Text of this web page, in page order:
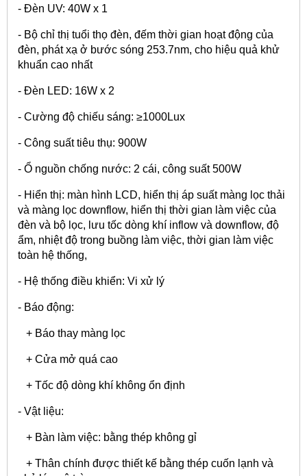
- Đèn UV: 40W x 1
- Bộ chỉ thị tuổi thọ đèn, đếm thời gian hoạt động của
đèn, phát xạ ở bước sóng 253.7nm, cho hiệu quả khử
khuẩn cao nhất
- Đèn LED: 16W x 2
- Cường độ chiếu sáng: ≥1000Lux
- Công suất tiêu thụ: 900W
- Ổ nguồn chống nước: 2 cái, công suất 500W
- Hiển thị: màn hình LCD, hiển thị áp suất màng lọc thải
và màng lọc downflow, hiển thị thời gian làm việc của
đèn và bộ lọc, lưu tốc dòng khí inflow và downflow, độ
ẩm, nhiệt độ trong buồng làm việc, thời gian làm việc
toàn hệ thống,
- Hệ thống điều khiển: Vi xử lý
- Báo động:
+ Báo thay màng lọc
+ Cửa mở quá cao
+ Tốc độ dòng khí không ổn định
- Vật liệu:
+ Bàn làm việc: bằng thép không gỉ
+ Thân chính được thiết kế bằng thép cuốn lạnh và